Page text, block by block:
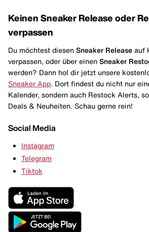
Keinen Sneaker Release oder
verpassen
Du möchtest diesen Sneaker Release auf
verpassen, oder über einen Sneaker
werden? Dann hol dir jetzt unsere
Sneaker App . Dort findest du nicht nur
Kalender, sondern auch Restock Alerts,
Deals & Neuheiten. Schau gerne rein!
Social Media
Instagram
Telegram
Tiktok